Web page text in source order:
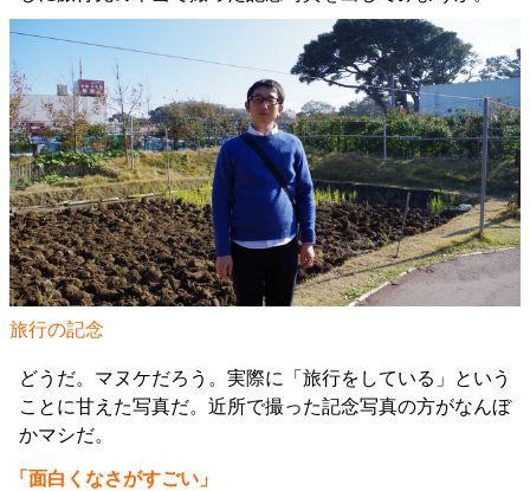
旅行の記念
どうだ。マヌケだろう。実際に「旅行をしている」という
ことに甘えた写真だ。近所で撮った記念写真の方がなんぼ
かマシだ。
「面白くなさがすごい」